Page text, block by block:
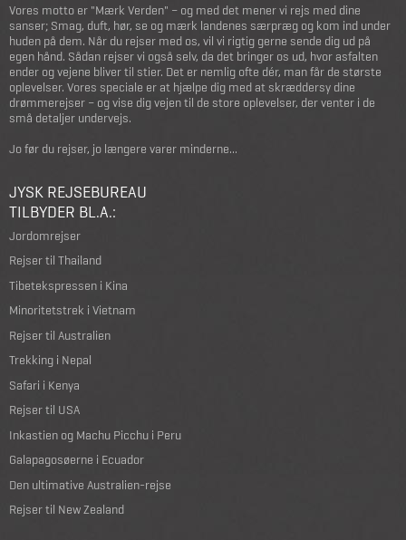
Vores motto er "Mærk Verden" – og med det mener vi rejs med dine
sanser; Smag, duft, hør, se og mærk landenes særpræg og kom ind under
huden på dem. Når du rejser med os, vil vi rigtig gerne sende dig ud på
egen hånd. Sådan rejser vi også selv, da det bringer os ud, hvor asfalten
ender og vejene bliver til stier. Det er nemlig ofte dér, man får de største
oplevelser. Vores speciale er at hjælpe dig med at skræddersy dine
drømmerejser – og vise dig vejen til de store oplevelser, der venter i de
små detaljer undervejs.
Jo før du rejser, jo længere varer minderne...
JYSK REJSEBUREAU
TILBYDER BL.A.:
Jordomrejser
Rejser til Thailand
Tibetekspressen i Kina
Minoritetstrek i Vietnam
Rejser til Australien
Trekking i Nepal
Safari i Kenya
Rejser til USA
Inkastien og Machu Picchu i Peru
Galapagosøerne i Ecuador
Den ultimative Australien-rejse
Rejser til New Zealand